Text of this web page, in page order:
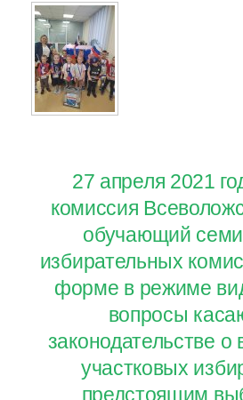
27 апреля 2021
комиссия
обучающий
избирательных
форме в режиме
вопросы
законодательстве
участковых
предстоящим